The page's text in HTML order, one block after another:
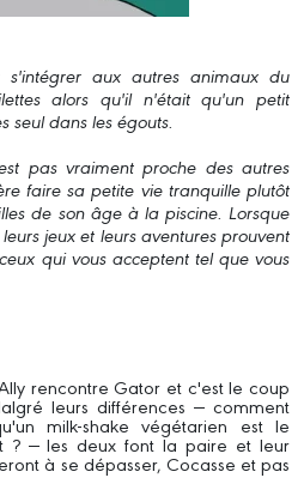
aux autres animaux du
alors qu'il n'était qu'un petit
seul dans les égouts.
pas vraiment proche des autres
faire sa petite vie tranquille plutôt
de son âge à la piscine. Lorsque
jeux et leurs aventures prouvent
qui vous acceptent tel que vous
rencontre Gator et c'est le coup
leurs différences — comment
milk-shake végétarien est le
? — les deux font la paire et leur
à se dépasser, Cocasse et pas